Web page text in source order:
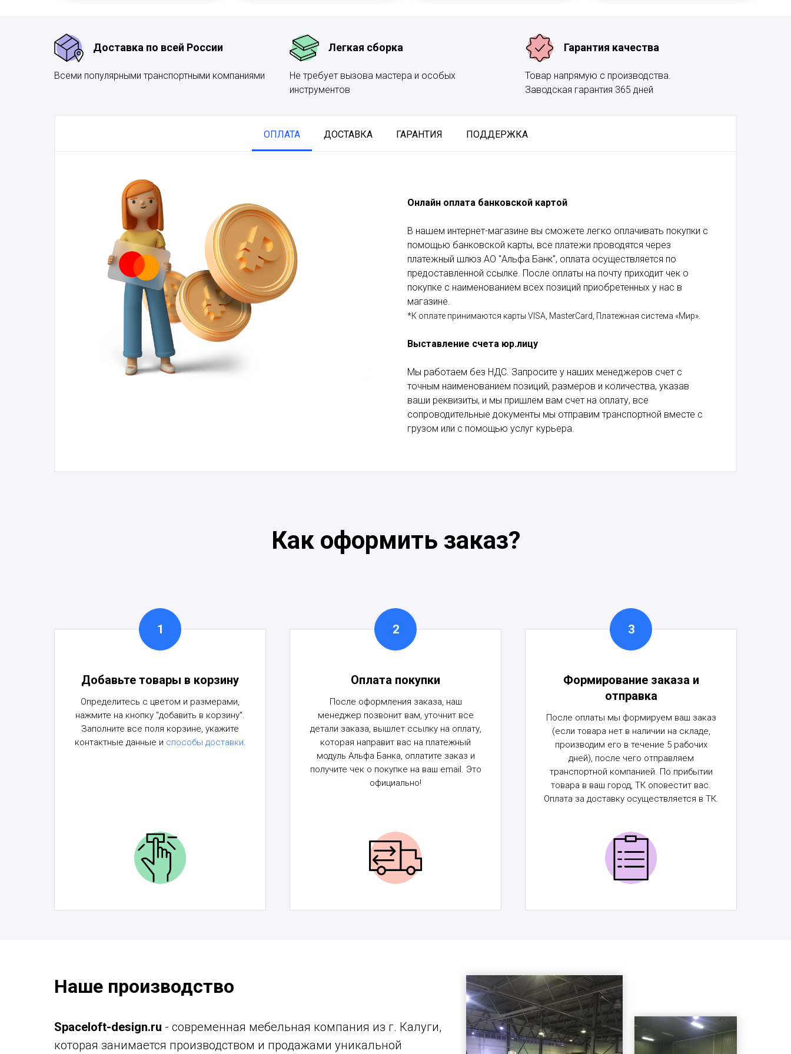
Доставка по всей России
Всеми популярными транспортными компаниями
Легкая сборка
Не требует вызова мастера и особых
инструментов
Гарантия качества
Товар напрямую с производства.
Заводская гарантия 365 дней
ОПЛАТА ДОСТАВКА ГАРАНТИЯ ПОДДЕРЖКА
Онлайн оплата банковской картой
В нашем интернет-магазине вы сможете легко оплачивать покупки с
помощью банковской карты, все платежи проводятся через
платежный шлюз АО "Альфа Банк", оплата осуществляется по
предоставленной ссылке. После оплаты на почту приходит чек о
покупке с наименованием всех позиций приобретенных у нас в
магазине.
*К оплате принимаются карты VISA, MasterCard, Платежная система «Мир».
Выставление счета юр.лицу
Мы работаем без НДС. Запросите у наших менеджеров счет с
точным наименованием позиций, размеров и количества, указав
ваши реквизиты, и мы пришлем вам счет на оплату, все
сопроводительные документы мы отправим транспортной вместе с
грузом или с помощью услуг курьера.
Как оформить заказ?
Добавьте товары в корзину
Определитесь с цветом и размерами,
нажмите на кнопку "добавить в корзину".
Заполните все поля корзине, укажите
контактные данные и способы доставки.
Оплата покупки
После оформления заказа, наш
менеджер позвонит вам, уточнит все
детали заказа, вышлет ссылку на оплату,
которая направит вас на платежный
модуль Альфа Банка, оплатите заказ и
получите чек о покупке на ваш email. Это
официально!
Формирование заказа и
отправка
После оплаты мы формируем ваш заказ
(если товара нет в наличии на складе,
производим его в течение 5 рабочих
дней), после чего отправляем
транспортной компанией. По прибытии
товара в ваш город, ТК оповестит вас.
Оплата за доставку осуществляется в ТК.
Наше производство
Spaceloft-design.ru - современная мебельная компания из г. Калуги,
которая занимается производством и продажами уникальной